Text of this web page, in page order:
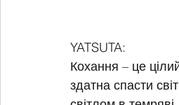
YATSUTA:
Кохання – це
здатна спасти